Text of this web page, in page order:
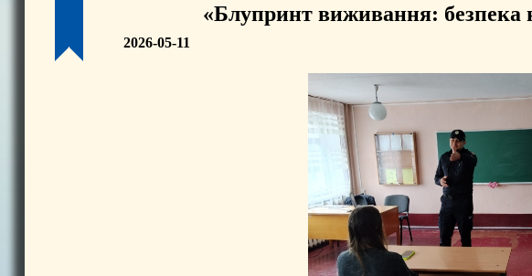
«Блупринт виживання: безпека
2026-05-11